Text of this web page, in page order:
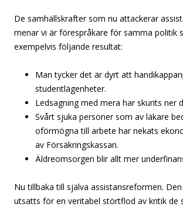
De samhällskrafter som nu attackerar
menar vi är förespråkare för samma politik
exempelvis följande resultat:
Man tycker det är dyrt att
studentlägenheter.
Ledsagning med mera har skurits ner
Svårt sjuka personer som av läkare
oförmögna till arbete har nekats
av Försäkringskassan.
Äldreomsorgen blir allt mer
Nu tillbaka till själva assistansreformen.
utsatts för en veritabel störtflod av kritik de